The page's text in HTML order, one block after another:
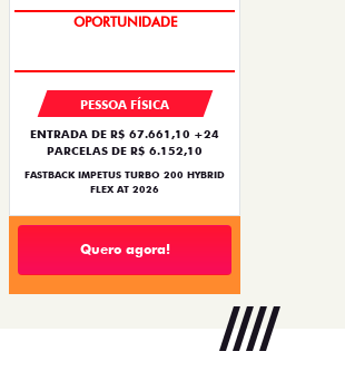
PREÇO IMPERDÍVEL
PESSOA FÍSICA
ENTRADA DE R$ 67.661,10 +24
PARCELAS DE R$ 6.152,10
FASTBACK IMPETUS TURBO 200 HYBRID
FLEX AT 2026
Quero agora!